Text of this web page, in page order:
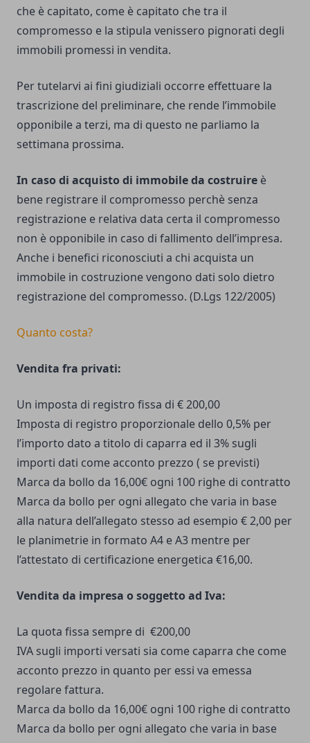
che è capitato, come è capitato che tra il
compromesso e la stipula venissero pignorati degli
immobili promessi in vendita.
Per tutelarvi ai fini giudiziali occorre effettuare la
trascrizione del preliminare, che rende l’immobile
opponibile a terzi, ma di questo ne parliamo la
settimana prossima.
In caso di acquisto di immobile da costruire è
bene registrare il compromesso perchè senza
registrazione e relativa data certa il compromesso
non è opponibile in caso di fallimento dell’impresa.
Anche i benefici riconosciuti a chi acquista un
immobile in costruzione vengono dati solo dietro
registrazione del compromesso. (D.Lgs 122/2005)
Quanto costa?
Vendita fra privati:
Un imposta di registro fissa di € 200,00
Imposta di registro proporzionale dello 0,5% per
l’importo dato a titolo di caparra ed il 3% sugli
importi dati come acconto prezzo ( se previsti)
Marca da bollo da 16,00€ ogni 100 righe di contratto
Marca da bollo per ogni allegato che varia in base
alla natura dell’allegato stesso ad esempio € 2,00 per
le planimetrie in formato A4 e A3 mentre per
l’attestato di certificazione energetica €16,00.
Vendita da impresa o soggetto ad Iva:
La quota fissa sempre di €200,00
IVA sugli importi versati sia come caparra che come
acconto prezzo in quanto per essi va emessa
regolare fattura.
Marca da bollo da 16,00€ ogni 100 righe di contratto
Marca da bollo per ogni allegato che varia in base